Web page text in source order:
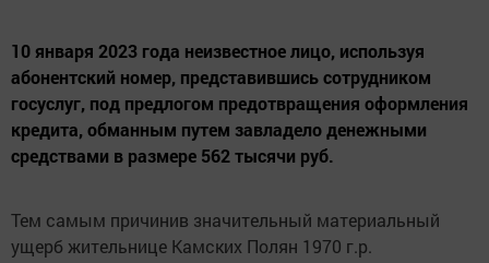
10 января 2023 года неизвестное лицо, используя
абонентский номер, представившись сотрудником
госуслуг, под предлогом предотвращения оформления
кредита, обманным путем завладело денежными
средствами в размере 562 тысячи руб.
Тем самым причинив значительный материальный
ущерб жительнице Камских Полян 1970 г.р.